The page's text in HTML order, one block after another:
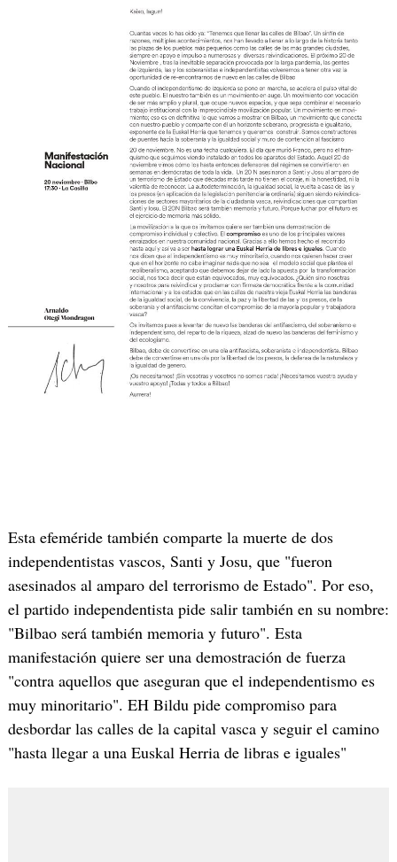
Esta efeméride también comparte la muerte de dos
independentistas vascos, Santi y Josu, que "fueron
asesinados al amparo del terrorismo de Estado". Por eso,
el partido independentista pide salir también en su nombre:
"Bilbao será también memoria y futuro". Esta
manifestación quiere ser una demostración de fuerza
"contra aquellos que aseguran que el independentismo es
muy minoritario". EH Bildu pide compromiso para
desbordar las calles de la capital vasca y seguir el camino
"hasta llegar a una Euskal Herria de libras e iguales"